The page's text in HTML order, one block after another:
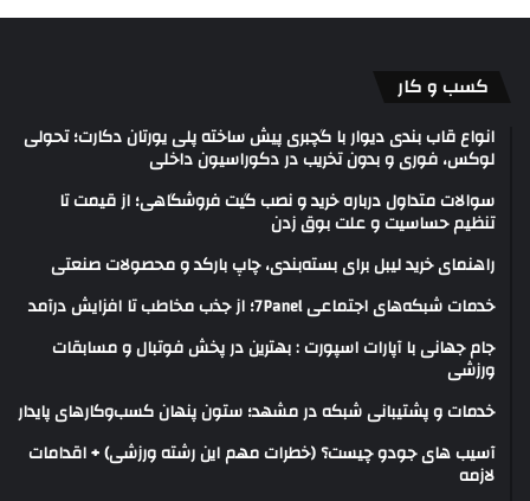
کسب و کار
انواع قاب بندی دیوار با گچبری پیش ساخته پلی یورتان دکارت؛ تحولی
لوکس، فوری و بدون تخریب در دکوراسیون داخلی
سوالات متداول درباره خرید و نصب گیت فروشگاهی؛ از قیمت تا
تنظیم حساسیت و علت بوق زدن
راهنمای خرید لیبل برای بسته‌بندی، چاپ بارکد و محصولات صنعتی
خدمات شبکه‌های اجتماعی 7Panel؛ از جذب مخاطب تا افزایش درآمد
جام جهانی با آپارات اسپورت : بهترین در پخش فوتبال و مسابقات
ورزشی
خدمات و پشتیبانی شبکه در مشهد؛ ستون پنهان کسب‌وکارهای پایدار
آسیب های جودو چیست؟ (خطرات مهم این رشته ورزشی) + اقدامات
لازمه